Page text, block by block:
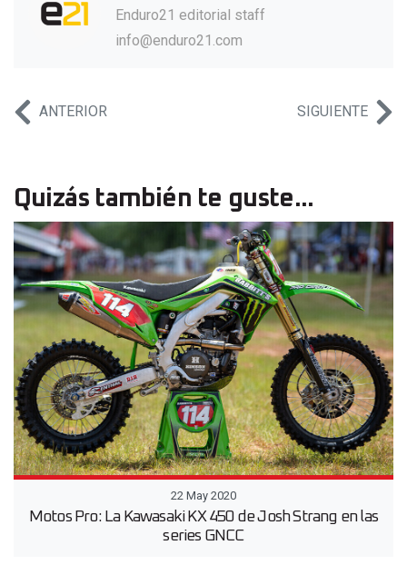
Enduro21 editorial staff
info@enduro21.com
ANTERIOR SIGUIENTE
Quizás también te guste...
22 May 2020
Motos Pro: La Kawasaki KX 450 de Josh Strang en las
series GNCC